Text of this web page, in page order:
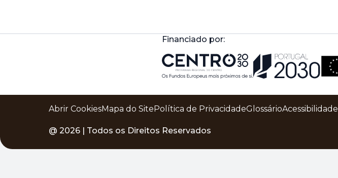
Financiado por:
Abrir CookiesMapa do SitePolítica de PrivacidadeGlossárioAcessibilidade
@ 2026 | Todos os Direitos Reservados